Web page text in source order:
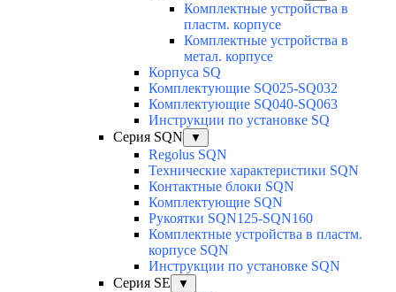
Комплектные устройства в
пластм. корпусе
Комплектные устройства в
метал. корпусе
Корпуса SQ
Комплектующие SQ025-SQ032
Комплектующие SQ040-SQ063
Инструкции по установке SQ
Серия SQN
▼
Regolus SQN
Технические характеристики SQN
Контактные блоки SQN
Комплектующие SQN
Рукоятки SQN125-SQN160
Комплектные устройства в пластм.
корпусе SQN
Инструкции по установке SQN
Серия SE
▼